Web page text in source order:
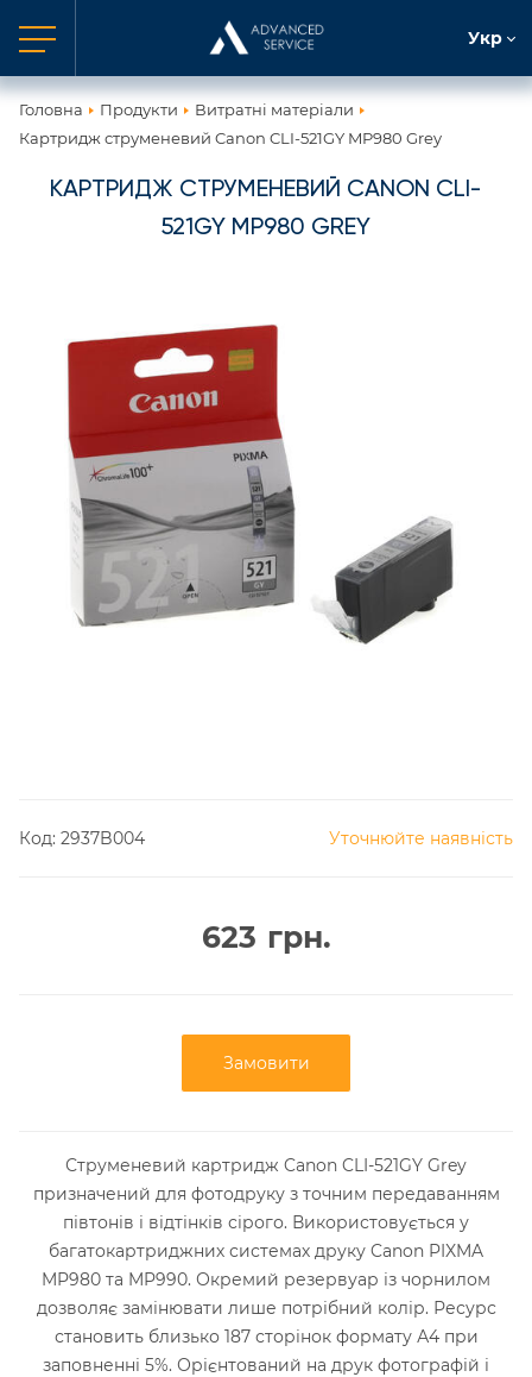
Укр
Головна Продукти
Витратні матеріали
Картридж струменевий Canon CLI-521GY MP980 Grey
КАРТРИДЖ СТРУМЕНЕВИЙ CANON CLI-
521GY MP980 GREY
Код: 2937B004 Уточнюйте наявність
623 грн.
Замовити
Струменевий картридж Canon CLI-521GY Grey
призначений для фотодруку з точним передаванням
півтонів і відтінків сірого. Використовується у
багатокартриджних системах друку Canon PIXMA
MP980 та MP990. Окремий резервуар із чорнилом
дозволяє замінювати лише потрібний колір. Ресурс
становить близько 187 сторінок формату А4 при
заповненні 5%. Орієнтований на друк фотографій і